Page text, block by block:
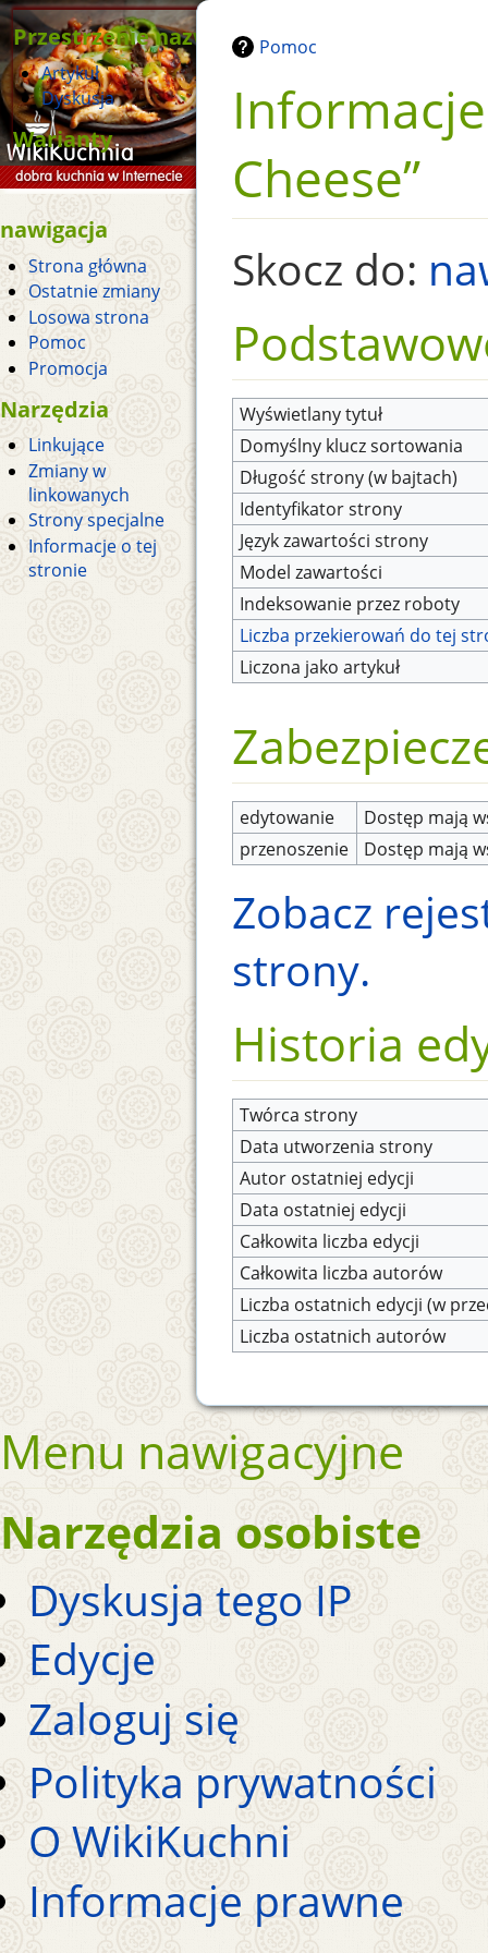
Pomoc
Cheese”
Skocz do:
Wyświetlany tytuł
Domyślny klucz sortowania
Długość strony (w bajtach)
Identyfikator strony
Język zawartości strony
Model zawartości
Indeksowanie przez roboty
Liczba przekierowań do tej
Liczona jako artykuł
edytowanie
Dostęp mają
przenoszenie
Dostęp mają
Zobacz
strony.
Historia
Twórca strony
Data utworzenia strony
Autor ostatniej edycji
Data ostatniej edycji
Całkowita liczba edycji
Całkowita liczba autorów
Liczba ostatnich edycji (w
Liczba ostatnich autorów
Menu nawigacyjne
Narzędzia osobiste
Dyskusja tego IP
Edycje
Zaloguj się
Przestrzenie nazw
Artykuł
Dyskusja
Warianty
nawigacja
Strona główna
Ostatnie zmiany
Losowa strona
Pomoc
Promocja
Narzędzia
Linkujące
Zmiany w
linkowanych
Strony specjalne
Informacje o tej
stronie
Polityka prywatności
O WikiKuchni
Informacje prawne